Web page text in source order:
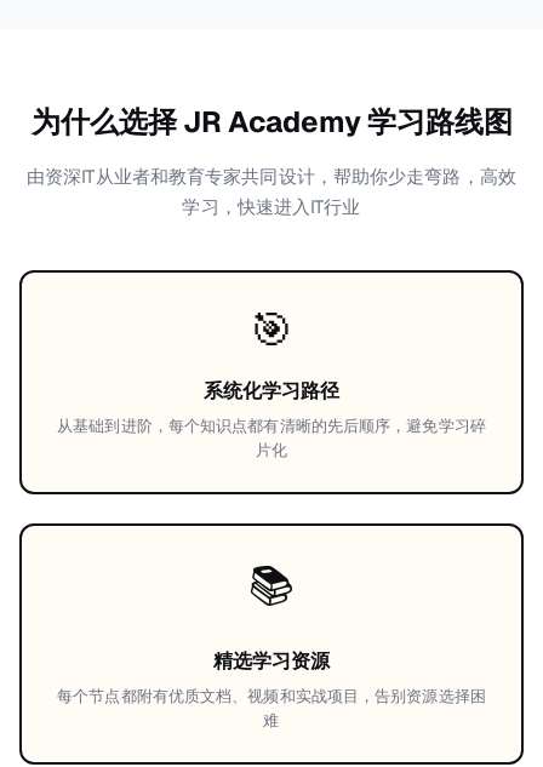
为什么选择 JR Academy 学习路线图
由资深IT从业者和教育专家共同设计，帮助你少走弯路，高效
学习，快速进入IT行业
🎯
系统化学习路径
从基础到进阶，每个知识点都有清晰的先后顺序，避免学习碎
片化
📚
精选学习资源
每个节点都附有优质文档、视频和实战项目，告别资源选择困
难